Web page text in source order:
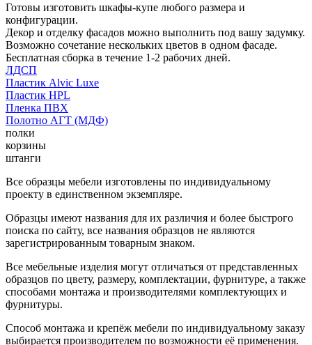
Готовы изготовить шкафы-купе любого размера и
конфигурации.
Декор и отделку фасадов можно выполнить под вашу задумку.
Возможно сочетание нескольких цветов в одном фасаде.
Бесплатная сборка в течение 1-2 рабочих дней.
ЛДСП
Пластик Alvic Luxe
Пластик HPL
Пленка ПВХ
Полотно АГТ (МДФ)
полки
корзины
штанги
Все образцы мебели изготовлены по индивидуальному
проекту в единственном экземпляре.
Образцы имеют названия для их различия и более быстрого
поиска по сайту, все названия образцов не являются
зарегистрированным товарным знаком.
Все мебельные изделия могут отличаться от представленных
образцов по цвету, размеру, комплектации, фурнитуре, а также
способами монтажа и производителями комплектующих и
фурнитуры.
Способ монтажа и крепёж мебели по индивидуальному заказу
выбирается производителем по возможности её применения.